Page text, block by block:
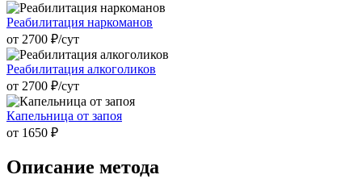
Реабилитация наркоманов
от 2700 ₽/cут
Реабилитация алкоголиков
от 2700 ₽/cут
Капельница от запоя
от 1650 ₽
Описание метода